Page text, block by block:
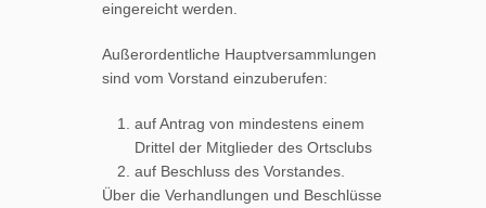
eingereicht werden.
Außerordentliche Hauptversammlungen
sind vom Vorstand einzuberufen:
auf Antrag von mindestens einem
Drittel der Mitglieder des Ortsclubs
auf Beschluss des Vorstandes.
Über die Verhandlungen und Beschlüsse